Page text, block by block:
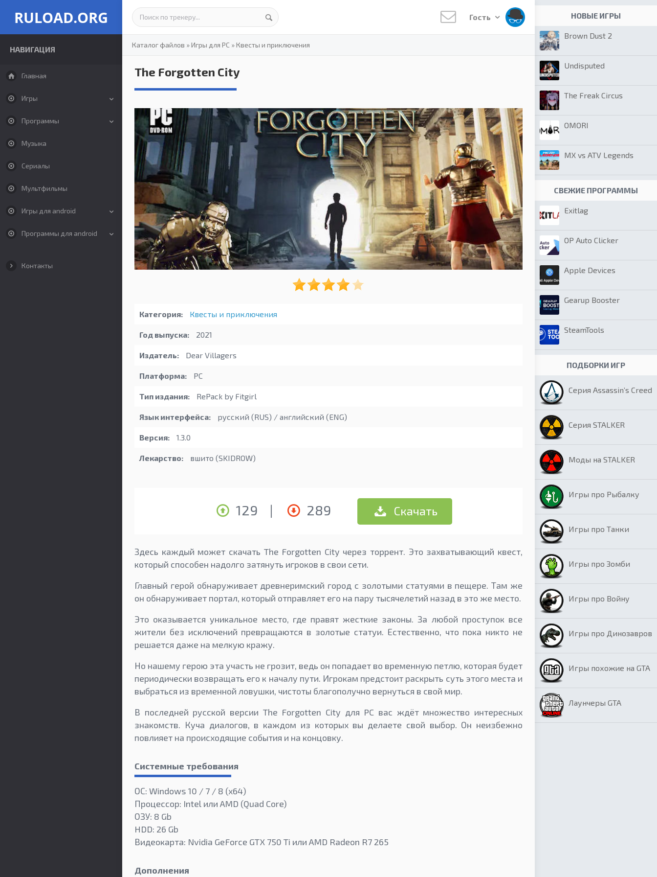
RULOAD.ORG
НАВИГАЦИЯ
Главная
Игры
Программы
Музыка
Сериалы
Мультфильмы
Игры для android
Программы для android
Контакты
Гость
Каталог файлов »Игры для PC »Квесты и приключения
The Forgotten City
Категория: Квесты и приключения
Год выпуска: 2021
Издатель: Dear Villagers
Платформа: PC
Тип издания: RePack by Fitgirl
Язык интерфейса: русский (RUS) / английский (ENG)
Версия: 1.3.0
Лекарство: вшито (SKIDROW)
129 | 289 Скачать
Здесь каждый может скачать The Forgotten City через торрент. Это захватывающий квест,
который способен надолго затянуть игроков в свои сети.
Главный герой обнаруживает древнеримский город с золотыми статуями в пещере. Там же
он обнаруживает портал, который отправляет его на пару тысячелетий назад в это же место.
Это оказывается уникальное место, где правят жесткие законы. За любой проступок все
жители без исключений превращаются в золотые статуи. Естественно, что пока никто не
решается даже на мелкую кражу.
Но нашему герою эта участь не грозит, ведь он попадает во временную петлю, которая будет
периодически возвращать его к началу пути. Игрокам предстоит раскрыть суть этого места и
выбраться из временной ловушки, чистоты благополучно вернуться в свой мир.
В последней русской версии The Forgotten City для PC вас ждёт множество интересных
знакомств. Куча диалогов, в каждом из которых вы делаете свой выбор. Он неизбежно
повлияет на происходящие события и на концовку.
Системные требования
ОС: Windows 10 / 7 / 8 (x64)
Процессор: Intel или AMD (Quad Core)
ОЗУ: 8 Gb
HDD: 26 Gb
Видеокарта: Nvidia GeForce GTX 750 Ti или AMD Radeon R7 265
Дополнения
НОВЫЕ ИГРЫ
Brown Dust 2
Undisputed
The Freak Circus
OMORI
MX vs ATV Legends
СВЕЖИЕ ПРОГРАММЫ
Exitlag
OP Auto Clicker
Apple Devices
Gearup Booster
SteamTools
ПОДБОРКИ ИГР
Серия Assassin’s Creed
Серия STALKER
Моды на STALKER
Игры про Рыбалку
Игры про Танки
Игры про Зомби
Игры про Войну
Игры про Динозавров
Игры похожие на GTA
Лаунчеры GTA